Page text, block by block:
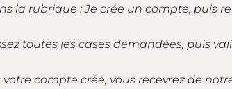
la rubrique : Je crée un compte, puis
toutes les cases demandées, puis
votre compte créé, vous recevrez de